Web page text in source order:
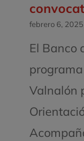
febrero 6, 2025
El Banco
Valnalón